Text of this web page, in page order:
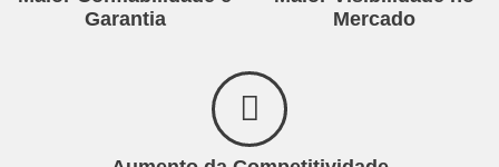
Garantia
Mercado